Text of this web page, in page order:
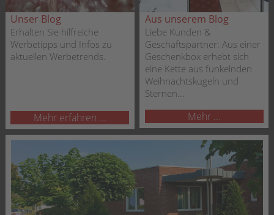
Unser Blog
Erhalten Sie hilfreiche
Werbetipps und Infos zu
aktuellen Werbetrends.
Mehr erfahren ...
Aus unserem Blog
Liebe Kunden &
Geschäftspartner: Aus einer
Geschenkbox erhebt sich
eine Kette aus funkelnden
Weihnachtskugeln und
Sternen...
Mehr ...